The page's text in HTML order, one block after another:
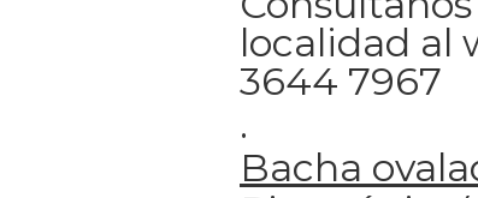
localidad al
3644 7967
.
Bacha